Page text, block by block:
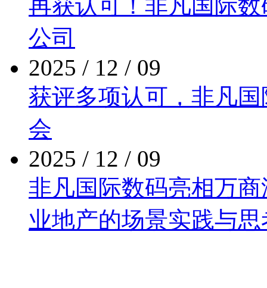
再获认可！非凡国
公司
2025 / 12 / 09
获评多项认可，非
会
2025 / 12 / 09
非凡国际数码亮相万商
业地产的场景实践与思